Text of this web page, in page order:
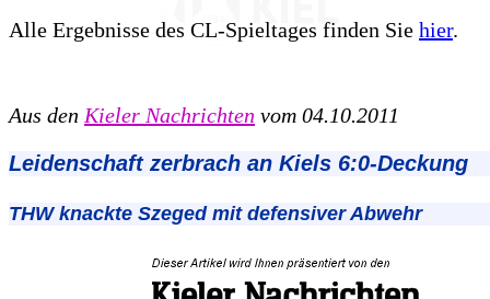
Alle Ergebnisse des CL-Spieltages finden Sie hier.
Aus den Kieler Nachrichten vom 04.10.2011
Leidenschaft zerbrach an Kiels 6:0-Deckung
THW knackte Szeged mit defensiver Abwehr